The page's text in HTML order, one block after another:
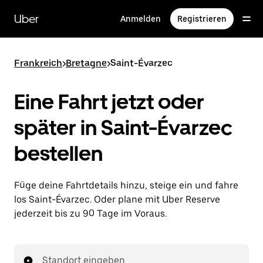
zum
Hauptinhalt
Uber Anmelden Registrieren
Frankreich>Bretagne>Saint-Évarzec
Eine Fahrt jetzt oder
später in Saint-Évarzec
bestellen
Füge deine Fahrtdetails hinzu, steige ein und fahre
los Saint-Évarzec. Oder plane mit Uber Reserve
jederzeit bis zu 90 Tage im Voraus.
Standort eingeben